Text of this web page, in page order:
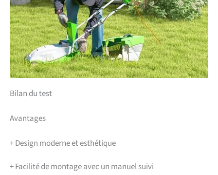
Bilan du test
Avantages
+Design moderne et esthétique
+Facilité de montage avec un manuel suivi